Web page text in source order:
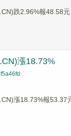
跌2.96%報48.58
漲18.73%
漲18.73%報